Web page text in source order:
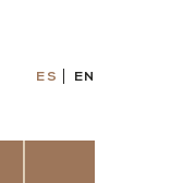
ES EN